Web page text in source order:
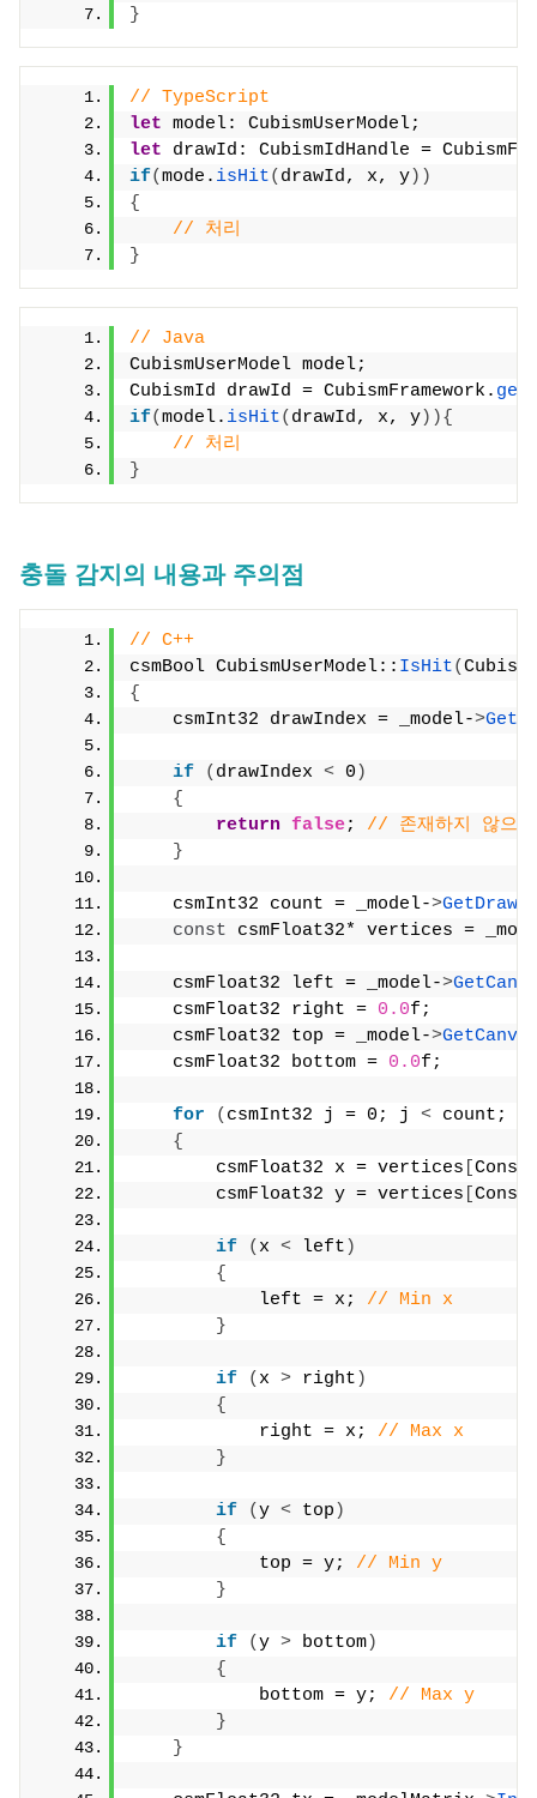
}
// TypeScript
let model: CubismUserModel;
let drawId: CubismIdHandle =
if(mode. isHit( drawId, x, y) )
{
// 처리
}
// Java
CubismUserModel model;
CubismId drawId = CubismFramework.
if(model. isHit( drawId, x, y)){
// 처리
}
충돌 감지의 내용과 주의점
// C++
csmBool CubismUserModel:: IsHit(
{
    csmInt32 drawIndex = _model-
>
if ( drawIndex < 0 )
{
return false; // 존재하지 않으
}
    csmInt32 count = _model-
>
const csmFloat32* vertices =
    csmFloat32 left = _model-
>
    csmFloat32 right =
0.0f;
    csmFloat32 top = _model-
>
    csmFloat32 bottom =
0.0f;
for ( csmInt32 j = 0; j < count;
{
        csmFloat32 x = vertices
        csmFloat32 y = vertices
if ( x < left )
{
            left = x;
// Min x
}
if ( x > right )
{
            right = x;
// Max x
}
if (y < top )
{
            top = y;
// Min y
}
if (y > bottom)
{
            bottom = y;
// Max y
}
}